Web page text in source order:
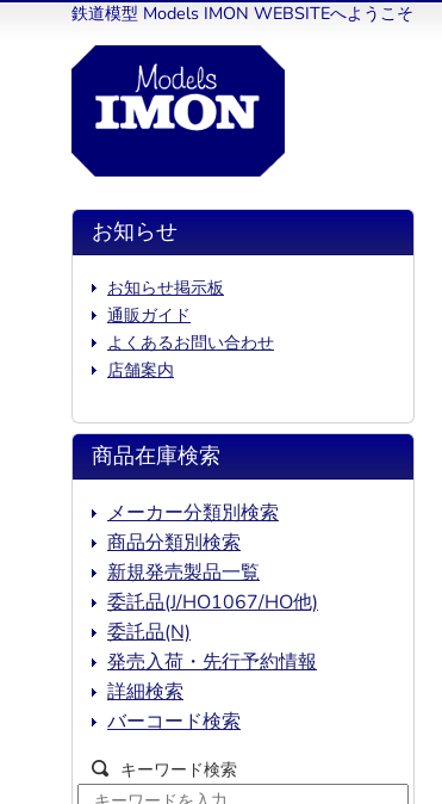
鉄道模型 Models IMON WEBSITEへようこそ
お知らせ
お知らせ掲示板
通販ガイド
よくあるお問い合わせ
店舗案内
商品在庫検索
メーカー分類別検索
商品分類別検索
新規発売製品一覧
委託品(J/HO1067/HO他)
委託品(N)
発売入荷・先行予約情報
詳細検索
バーコード検索
キーワード検索